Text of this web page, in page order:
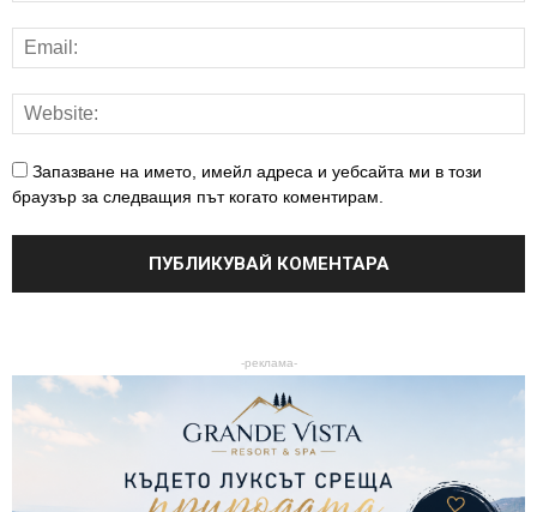
Запазване на името, имейл адреса и уебсайта ми в този
браузър за следващия път когато коментирам.
-реклама-